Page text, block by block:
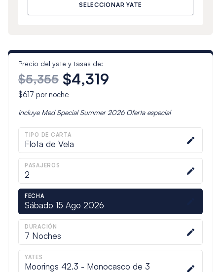
SELECCIONAR YATE
Precio del yate y tasas de:
$5,355 $4,319
$617 por noche
Incluye Med Special Summer 2026Oferta especial
TIPO DE CARTA
Flota de Vela
PASAJEROS
2
FECHA
Sábado 15 Ago 2026
DURACIÓN
7 Noches
YATES
Moorings 42.3 - Monocasco de 3